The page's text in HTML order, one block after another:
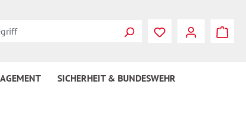
Du hast 0
SICHERHEIT & BUNDESWEHR